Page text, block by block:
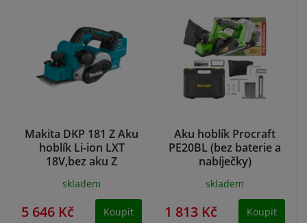
Makita DKP 181 Z Aku
hoblík Li-ion LXT
18V,bez aku Z
skladem
5 646 Kč Koupit
Aku hoblík Procraft
PE20BL (bez baterie a
nabíječky)
skladem
1 813 Kč Koupit